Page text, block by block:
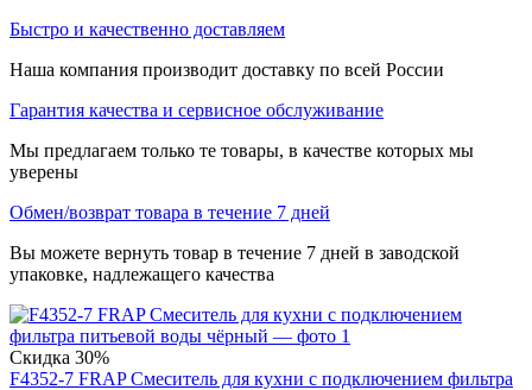
Быстро и качественно доставляем
Наша компания производит доставку по всей России
Гарантия качества и сервисное обслуживание
Мы предлагаем только те товары, в качестве которых мы
уверены
Обмен/возврат товара в течение 7 дней
Вы можете вернуть товар в течение 7 дней в заводской
упаковке, надлежащего качества
Скидка 30%
F4352-7 FRAP Смеситель для кухни с подключением фильтра